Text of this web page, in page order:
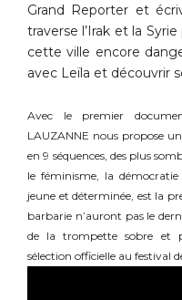
Grand Reporter et
traverse l’Irak et la
cette ville encore
avec Leïla et découvrir
Avec le premier
LAUZANNE nous propose
en 9 séquences, des plus
le féminisme, la
jeune et déterminée, est la
barbarie n’auront pas le
de la trompette sobre et
sélection officielle au festival